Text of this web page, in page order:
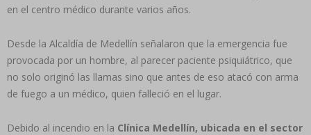
en el centro médico durante varios años.
Desde la Alcaldía de Medellín señalaron que la emergencia fue
provocada por un hombre, al parecer paciente psiquiátrico, que
no solo originó las llamas sino que antes de eso atacó con arma
de fuego a un médico, quien falleció en el lugar.
Debido al incendio en la Clínica Medellín, ubicada en el sector